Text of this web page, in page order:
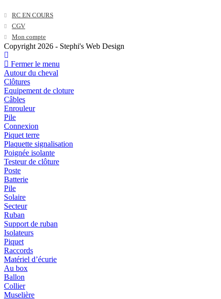
RC EN COURSS’ouvre
onglet
CGVS’ouvre
un
nouvel
onglet
Mon compteS’ouvre
dans
nouvel
onglet
Copyright 2026 - Stephi's Web Design
Fermer le menu
Autour du cheval
Clôtures
Equipement de cloture
Câbles
Enrouleur
Pile
Connexion
Piquet terre
Plaquette signalisation
Poignée isolante
Testeur de clôture
Poste
Batterie
Pile
Solaire
Secteur
Ruban
Support de ruban
Isolateurs
Piquet
Raccords
Matériel d’écurie
Au box
Ballon
Collier
Muselière